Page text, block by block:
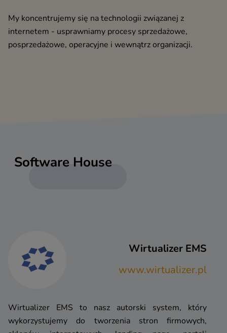
My koncentrujemy się na technologii związanej z
internetem - usprawniamy procesy sprzedażowe,
posprzedażowe, operacyjne i wewnątrz organizacji.
Software House
Wirtualizer EMS
www.wirtualizer.pl
Wirtualizer EMS to nasz autorski system, który
wykorzystujemy do tworzenia stron firmowych,